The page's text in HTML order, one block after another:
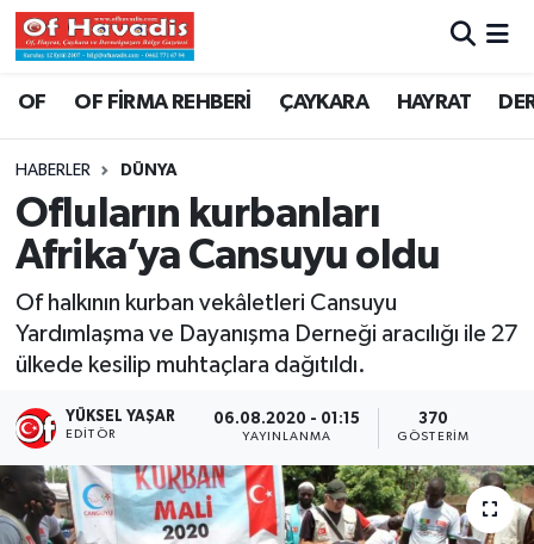
OF OF FİRMA REHBERİ ÇAYKARA HAYRAT
HABERLER DÜNYA
Ofluların kurbanları
Afrika’ya Cansuyu oldu
Of halkının kurban vekâletleri Cansuyu
Yardımlaşma ve Dayanışma Derneği aracılığı ile 27
ülkede kesilip muhtaçlara dağıtıldı.
YÜKSEL YAŞAR
EDITÖR
06.08.2020 - 01:15
YAYINLANMA
370
GÖSTERIM
Trabzon Nöbetçi Eczaneler
Trabzon Namaz Vakitleri
Trabzon Trafik Yoğunluk Haritası
Süper Lig Puan Durumu ve Fikstür
Haber Arşivi